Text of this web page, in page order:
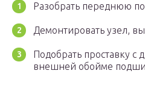
Разобрать переднюю
Демонтировать узел,
Подобрать проставку
внешней обойме